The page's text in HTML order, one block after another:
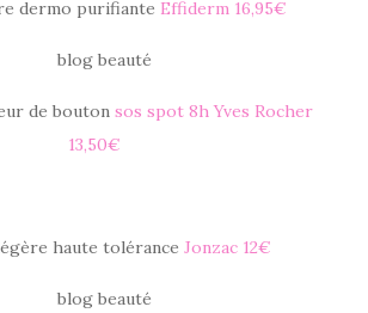
dermo purifiante Effiderm 16,95€
de bouton sos spot 8h Yves Rocher
13,50€
haute tolérance Jonzac 12€